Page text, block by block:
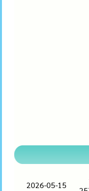
2026-05-15